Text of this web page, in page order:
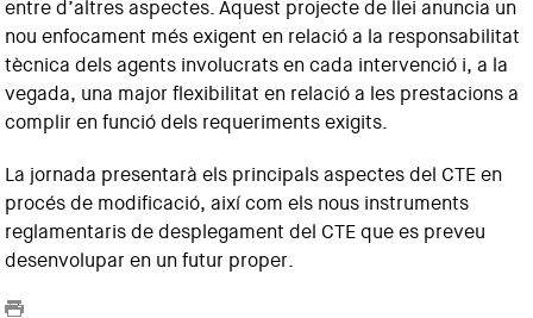
entre d’altres aspectes. Aquest projecte de llei anuncia un
nou enfocament més exigent en relació a la responsabilitat
tècnica dels agents involucrats en cada intervenció i, a la
vegada, una major flexibilitat en relació a les prestacions a
complir en funció dels requeriments exigits.
La jornada presentarà els principals aspectes del CTE en
procés de modificació, així com els nous instruments
reglamentaris de desplegament del CTE que es preveu
desenvolupar en un futur proper.